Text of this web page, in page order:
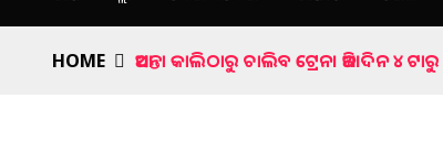
HOME ଆସନ୍ତା କାଲିଠାରୁ ଚାଲିବ ଟ୍ରେନ। ଆଜି ଦିନ ୪ ଟାରୁ